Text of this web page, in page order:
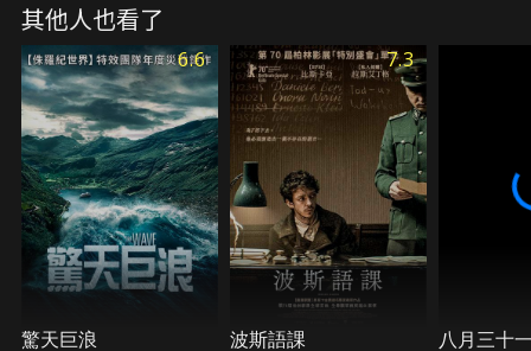
其他人也看了
6.6
驚天巨浪
7.3
波斯語課
八月三十